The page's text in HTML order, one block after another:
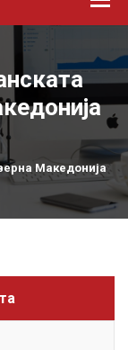
Македонија